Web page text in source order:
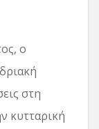
ο
στη
κυτταρική